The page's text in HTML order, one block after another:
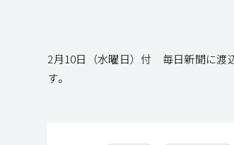
2月10日（水曜日）付 毎日新聞に渡
す。